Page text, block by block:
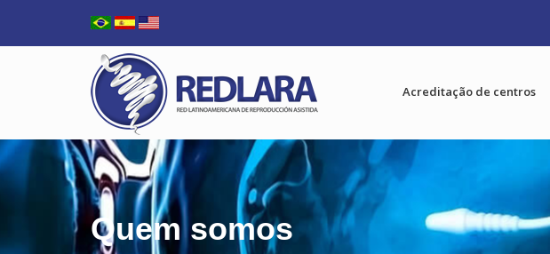
Acreditação de centros
Quem somos